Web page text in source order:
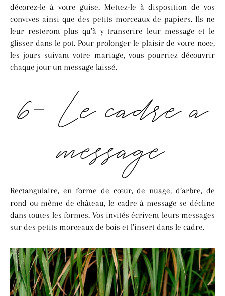
décorez-le à votre guise. Mettez-le à disposition de vos
convives ainsi que des petits morceaux de papiers. Ils ne
leur resteront plus qu’à y transcrire leur message et le
glisser dans le pot. Pour prolonger le plaisir de votre noce,
les jours suivant votre mariage, vous pourriez découvrir
chaque jour un message laissé.
6- Le cadre à
message
Rectangulaire, en forme de cœur, de nuage, d’arbre, de
rond ou même de château, le cadre à message se décline
dans toutes les formes. Vos invités écrivent leurs messages
sur des petits morceaux de bois et l’insert dans le cadre.